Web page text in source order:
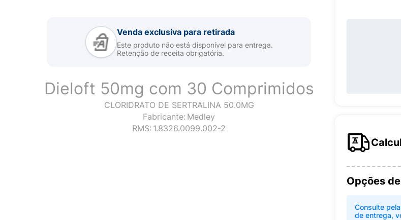
Venda exclusiva para retirada
Este produto não está disponível para entrega.
Retenção de receita obrigatória.
Dieloft 50mg com 30 Comprimidos
CLORIDRATO DE SERTRALINA 50.0MG
Fabricante: Medley
RMS: 1.8326.0099.002-2
Opções
Consulte
de entrega,